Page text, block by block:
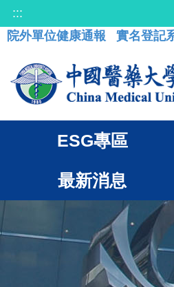
:::
院外單位健康通報
實名登記
ESG專區
最新消息